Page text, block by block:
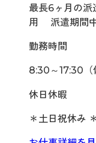
最長6ヶ月の派
用 派遣期間
勤務時間
8:30～17:30（
休日休暇
＊土日祝休み